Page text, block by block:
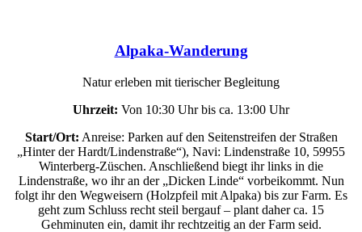
Alpaka-Wanderung
Natur erleben mit tierischer Begleitung
Uhrzeit: Von 10:30 Uhr bis ca. 13:00 Uhr
Start/Ort: Anreise: Parken auf den Seitenstreifen der Straßen
„Hinter der Hardt/Lindenstraße“), Navi: Lindenstraße 10, 59955
Winterberg-Züschen. Anschließend biegt ihr links in die
Lindenstraße, wo ihr an der „Dicken Linde“ vorbeikommt. Nun
folgt ihr den Wegweisern (Holzpfeil mit Alpaka) bis zur Farm. Es
geht zum Schluss recht steil bergauf – plant daher ca. 15
Gehminuten ein, damit ihr rechtzeitig an der Farm seid.